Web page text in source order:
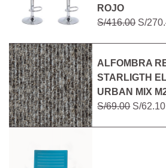
ROJO
S/416.00S/
ALFOMBRA
STARLIGTH
URBAN MIX
S/69.00S/62.10